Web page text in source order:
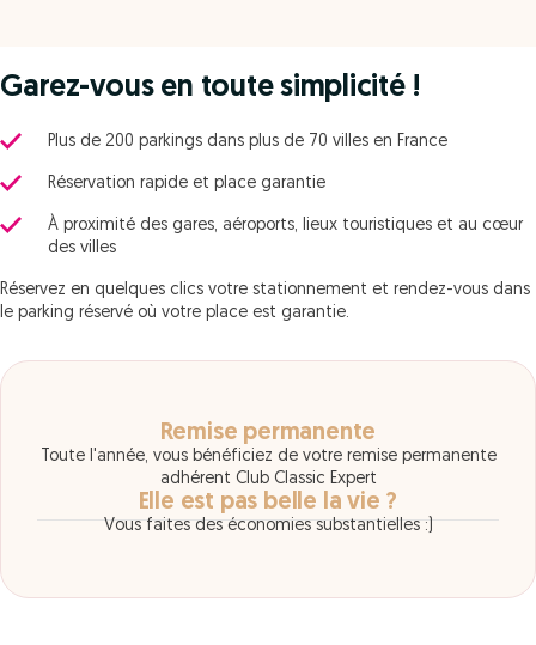
Garez-vous en toute simplicité !
Plus de 200 parkings dans plus de 70 villes en France
Réservation rapide et place garantie
À proximité des gares, aéroports, lieux touristiques et au cœur
des villes
Réservez en quelques clics votre stationnement et rendez-vous dans
le parking réservé où votre place est garantie.
Remise permanente
Toute l'année, vous bénéficiez de votre remise permanente
adhérent Club Classic Expert
Elle est pas belle la vie ?
Vous faites des économies substantielles :)